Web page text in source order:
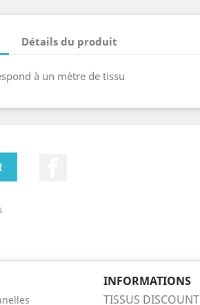
Détails du produit
à un mètre de tissu
INFORMATIONS
TISSUS DISCOUNT